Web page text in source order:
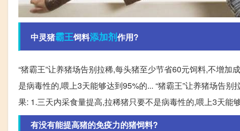
中灵猪霸王饲料添加剂作用?
“猪霸王”让养猪场告别拉稀,每头猪至少节省60元饲料,不增
是病毒性的,喂上3天能够达到95%的... “猪霸王”让养猪场告
果: 1.三天内采食量提高,拉稀猪只要不是病毒性的,喂上3天能
有没有能提高猪的免疫力的猪饲料?